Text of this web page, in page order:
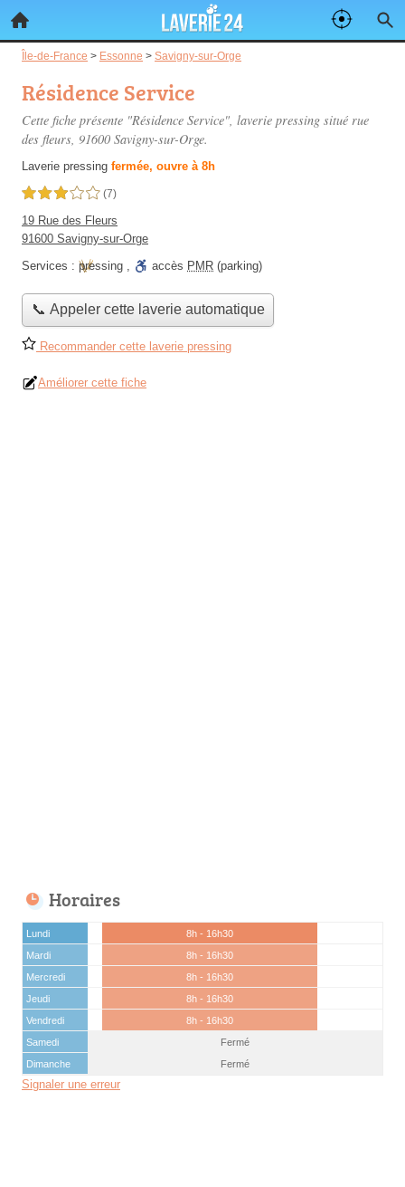
Île-de-France > Essonne > Savigny-sur-Orge
Résidence Service
Cette fiche présente "Résidence Service", laverie pressing situé rue
des fleurs, 91600 Savigny-sur-Orge.
Laverie pressing fermée, ouvre à 8h
3,0 étoiles sur 5 (7)
19 Rue des Fleurs
91600 Savigny-sur-Orge
Services : pressing , accès PMR (parking)
📞 Appeler cette laverie automatique
Recommander cette laverie pressing
Améliorer cette fiche
Horaires
Lundi
8h - 16h30
Mardi
8h - 16h30
Mercredi
8h - 16h30
Jeudi
8h - 16h30
Vendredi
8h - 16h30
Samedi
Fermé
Dimanche
Fermé
Signaler une erreur